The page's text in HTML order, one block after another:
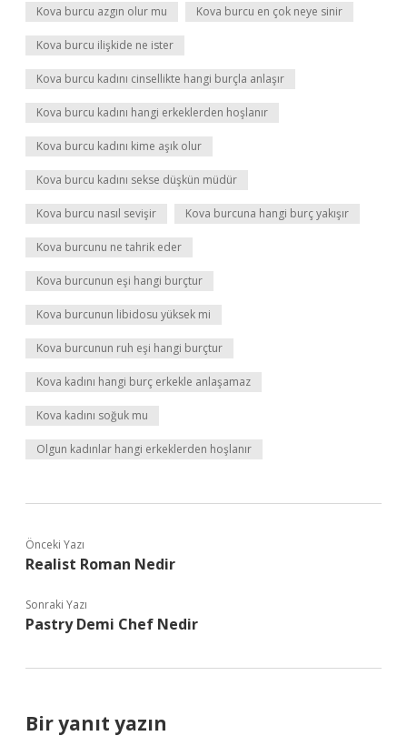
Kova burcu azgın olur mu Kova burcu en çok neye sinir
Kova burcu ilişkide ne ister
Kova burcu kadını cinsellikte hangi burçla anlaşır
Kova burcu kadını hangi erkeklerden hoşlanır
Kova burcu kadını kime aşık olur
Kova burcu kadını sekse düşkün müdür
Kova burcu nasıl sevişir Kova burcuna hangi burç yakışır
Kova burcunu ne tahrik eder
Kova burcunun eşi hangi burçtur
Kova burcunun libidosu yüksek mi
Kova burcunun ruh eşi hangi burçtur
Kova kadını hangi burç erkekle anlaşamaz
Kova kadını soğuk mu
Olgun kadınlar hangi erkeklerden hoşlanır
Önceki Yazı
Realist Roman Nedir
Sonraki Yazı
Pastry Demi Chef Nedir
Bir yanıt yazın